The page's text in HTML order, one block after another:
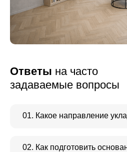
Ответы на часто
задаваемые вопросы
01. Какое направление
02. Как подготовить